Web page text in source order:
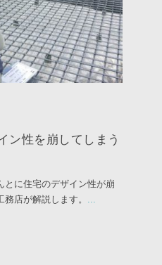
ン性を崩してしまう
とに住宅のデザイン性が崩
店が解説します。 ...